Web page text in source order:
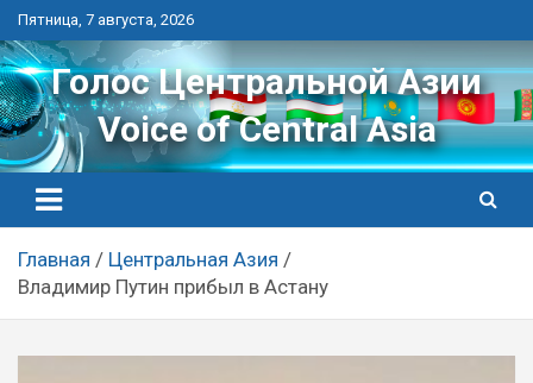
Перейти
к
контенту
Пятница, 7 августа, 2026
Голос Центральной Азии
Voice of Central Asia
Главная
Центральная Азия
Владимир Путин прибыл в Астану